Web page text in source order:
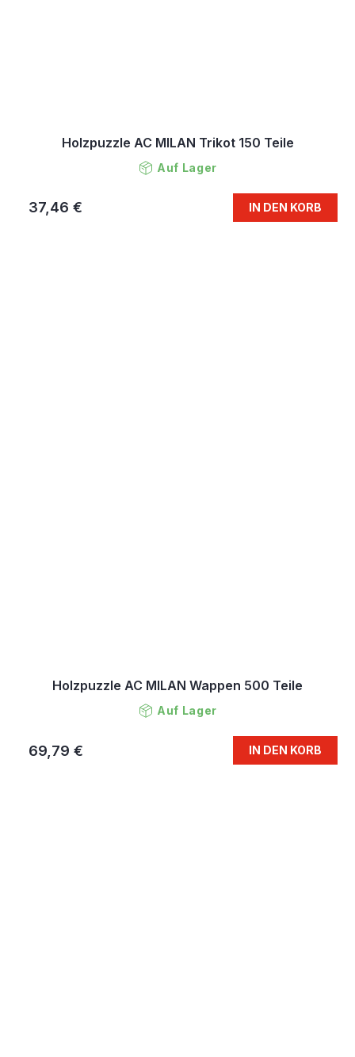
Holzpuzzle AC MILAN Trikot 150 Teile
Auf Lager
37,46 € IN DEN KORB
Holzpuzzle AC MILAN Wappen 500 Teile
Auf Lager
69,79 € IN DEN KORB